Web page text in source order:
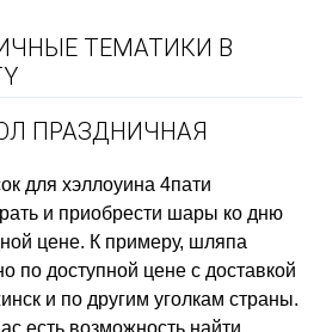
ТЕМАТИКИ В
ПРАЗДНИЧНАЯ
для хэллоуина 4пати
и приобрести шары ко дню
цене. К примеру, шляпа
по доступной цене с доставкой
и по другим уголкам страны.
есть возможность найти